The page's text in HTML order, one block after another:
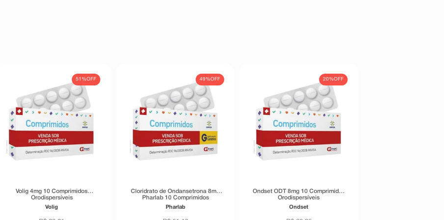
51%OFF
Volig 4mg 10 Comprimidos
Orodispersíveis
Volig
49%OFF
Cloridrato de Ondansetrona 8mg
Pharlab 10 Comprimidos
Orodispersíveis
Pharlab
20%OFF
Ondset ODT 8mg 10 Comprimidos
Orodispersíveis
Ondset